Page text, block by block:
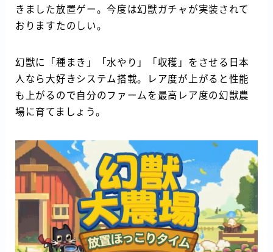
きました放置ゲー。今度は幻獣ガチャが実装されて
おりますたのしい。
幻獣に「種まき」「水やり」「収穫」をさせる日本
人なら大好きシステム搭載。レア度が上がると性能
も上がるので自分のファームを最高レア度の幻獣農
場に育てましょう。